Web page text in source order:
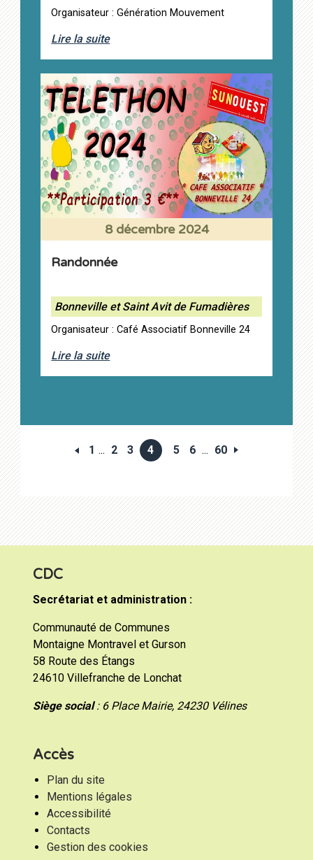
Organisateur : Génération Mouvement
Lire la suite
8 décembre 2024
Randonnée
Bonneville et Saint Avit de Fumadières
Organisateur : Café Associatif Bonneville 24
Lire la suite
1 ... 2 3 4 5 6 ... 60
CDC
Secrétariat et administration :
Communauté de Communes
Montaigne Montravel et Gurson
58 Route des Étangs
24610 Villefranche de Lonchat
Siège social: 6 Place Mairie, 24230 Vélines
Accès
Plan du site
Mentions légales
Accessibilité
Contacts
Gestion des cookies